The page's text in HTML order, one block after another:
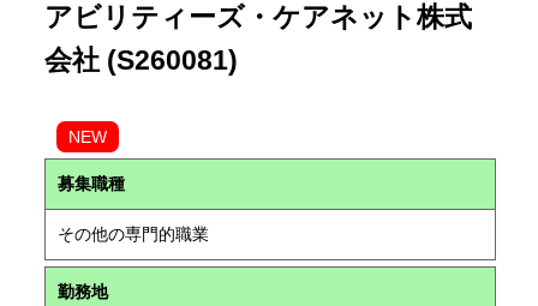
アビリティーズ・ケアネット株式
会社 (S260081)
NEW
募集職種
その他の専門的職業
勤務地